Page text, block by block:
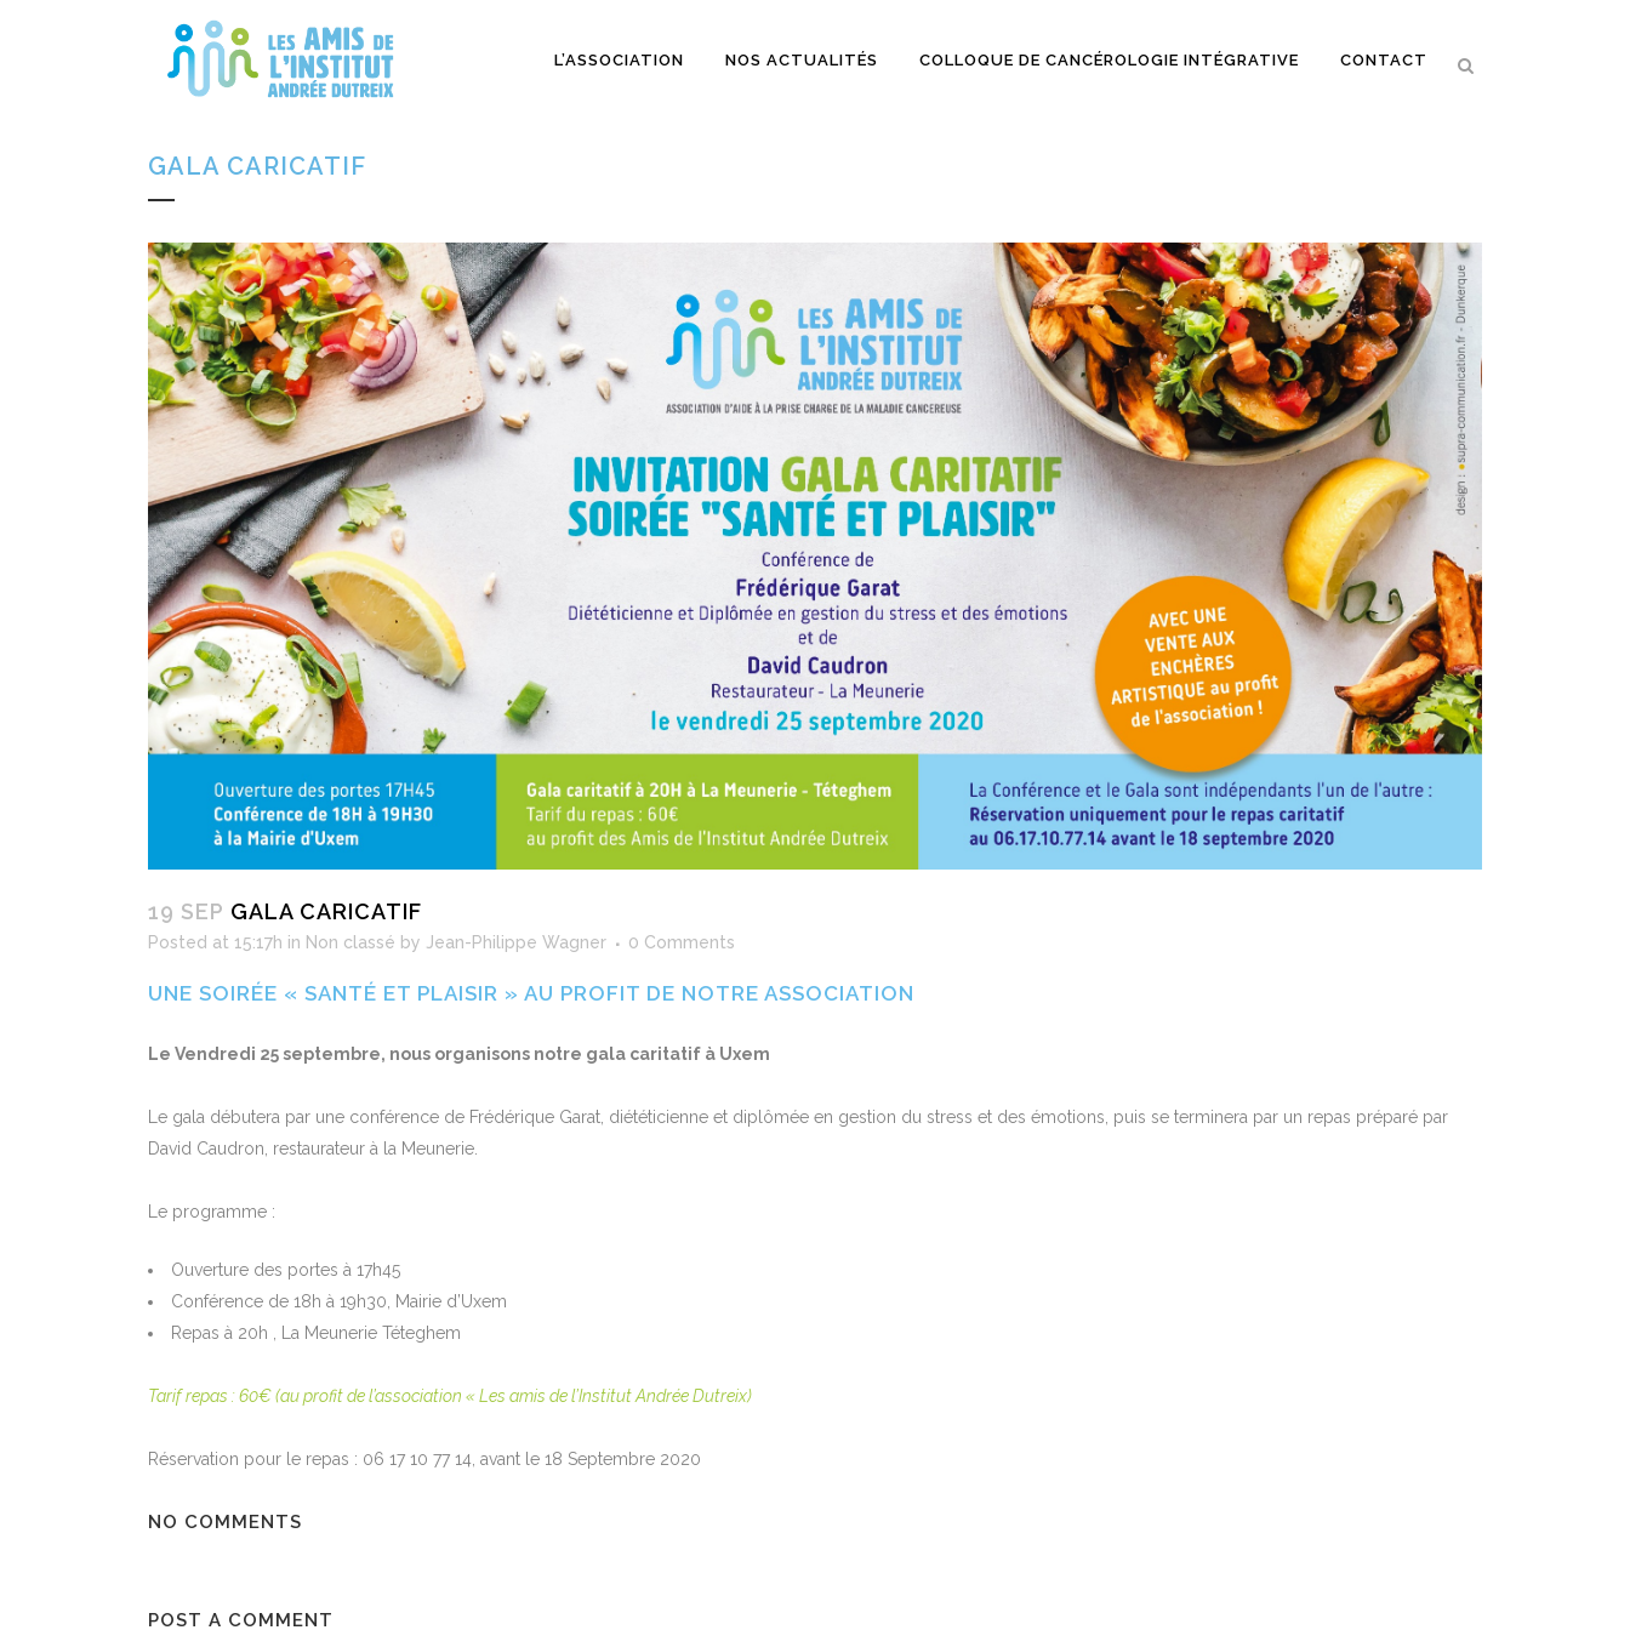
L’ASSOCIATION NOS ACTUALITÉS COLLOQUE DE CANCÉROLOGIE INTÉGRATIVE CONTACT
GALA CARICATIF
19 SEP GALA CARICATIF
Posted at 15:17h in Non classé by Jean-Philippe Wagner 0 Comments
UNE SOIRÉE « SANTÉ ET PLAISIR » AU PROFIT DE NOTRE ASSOCIATION
Le Vendredi 25 septembre, nous organisons notre gala caritatif à Uxem
Le gala débutera par une conférence de Frédérique Garat, diététicienne et diplômée en gestion du stress et des émotions, puis se terminera par un repas préparé par
David Caudron, restaurateur à la Meunerie.
Le programme :
Ouverture des portes à 17h45
Conférence de 18h à 19h30, Mairie d’Uxem
Repas à 20h , La Meunerie Téteghem
Tarif repas : 60€ (au profit de l’association « Les amis de l’Institut Andrée Dutreix)
Réservation pour le repas : 06 17 10 77 14, avant le 18 Septembre 2020
NO COMMENTS
POST A COMMENT